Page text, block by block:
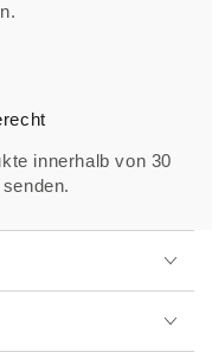
innerhalb von 30